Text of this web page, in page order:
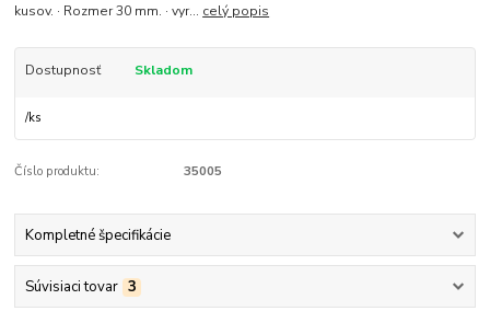
kusov. · Rozmer 30 mm. · vyr... celý popis
Dostupnosť Skladom
/ks
Číslo produktu: 35005
Kompletné špecifikácie
Súvisiaci tovar 3